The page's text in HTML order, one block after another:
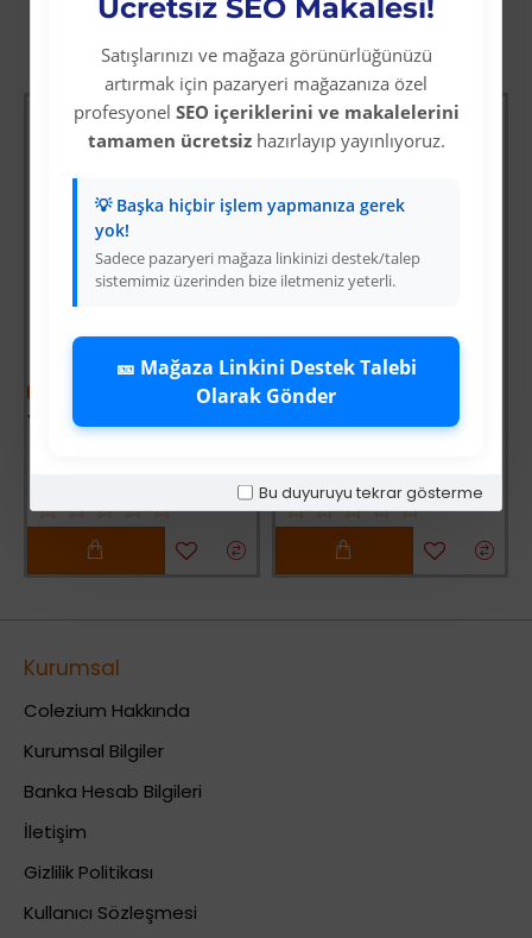
Ücretsiz SEO Makalesi!
Satışlarınızı ve mağaza görünürlüğünüzü
artırmak için pazaryeri mağazanıza özel
profesyonel SEO içeriklerini ve makalelerini
tamamen ücretsizhazırlayıp yayınlıyoruz.
💡 Başka hiçbir işlem yapmanıza gerek
yok!
Sadece pazaryeri mağaza linkinizi destek/talep
sistemimiz üzerinden bize iletmeniz yeterli.
🎫 Mağaza Linkini Destek Talebi
Olarak Gönder
Bu duyuruyu tekrar gösterme
Diğer Kategori Ürünleri
Yoğun Saçlı Lastikli Topuz Toka / Siyah
-64 %
Kurumsal
Colezium Hakkında
Kurumsal Bilgiler
Banka Hesab Bilgileri
İletişim
Gizlilik Politikası
Kullanıcı Sözleşmesi